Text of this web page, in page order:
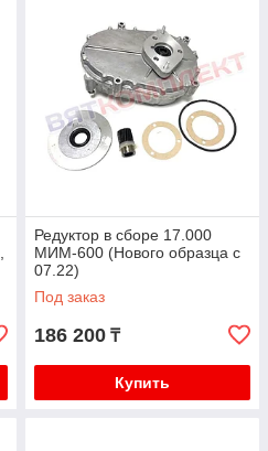
Редуктор в сборе 17.000
МИМ-600 (Нового образца с
07.22)
Под заказ
186 200 ₸
Купить